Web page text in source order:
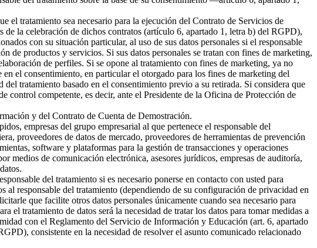
el tratamiento sea necesario para la ejecución del Contrato de Servicios de
la celebración de dichos contratos (artículo 6, apartado 1, letra b) del RGPD),
con su situación particular, al uso de sus datos personales si el responsable
de productos y servicios. Si sus datos personales se tratan con fines de marketing,
de perfiles. Si se opone al tratamiento con fines de marketing, ya no
en el consentimiento, en particular el otorgado para los fines de marketing del
tratamiento basado en el consentimiento previo a su retirada. Si considera que
control competente, es decir, ante el Presidente de la Oficina de Protección de
y del Contrato de Cuenta de Demostración.
empresas del grupo empresarial al que pertenece el responsable del
proveedores de datos de mercado, proveedores de herramientas de prevención
software y plataformas para la gestión de transacciones y operaciones
medios de comunicación electrónica, asesores jurídicos, empresas de auditoría,
del tratamiento si es necesario ponerse en contacto con usted para
al responsable del tratamiento (dependiendo de su configuración de privacidad en
que facilite otros datos personales únicamente cuando sea necesario para
el tratamiento de datos será la necesidad de tratar los datos para tomar medidas a
con el Reglamento del Servicio de Información y Educación (art. 6, apartado
consistente en la necesidad de resolver el asunto comunicado relacionado